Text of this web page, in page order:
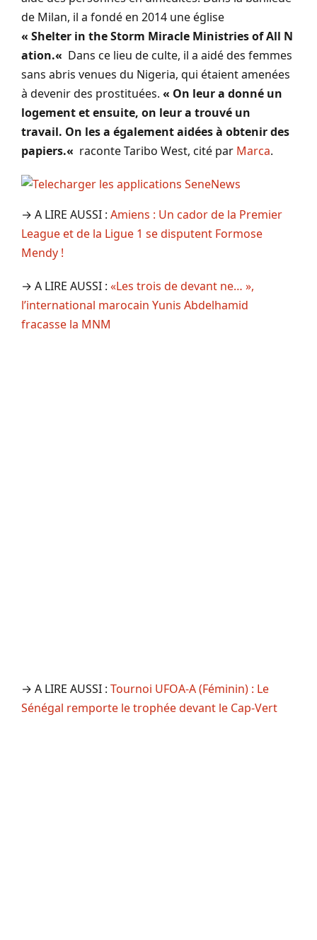
de Milan, il a fondé en 2014 une église
« Shelter in theStorm Miracle MinistriesofAll N
ation.« Dans ce lieu de culte, il a aidé des femmes
sans abris venues du Nigeria, qui étaient amenées
à devenir des prostituées. « On leur a donné un
logement et ensuite, on leur a trouvé un
travail. On les a également aidées à obtenir des
papiers.« raconte Taribo West, cité par Marca.
→ A LIRE AUSSI : Amiens : Un cador de la Premier
League et de la Ligue 1 se disputent Formose
Mendy !
→ A LIRE AUSSI : «Les trois de devant ne… »,
l’international marocain Yunis Abdelhamid
fracasse la MNM
→ A LIRE AUSSI : Tournoi UFOA-A (Féminin) : Le
Sénégal remporte le trophée devant le Cap-Vert